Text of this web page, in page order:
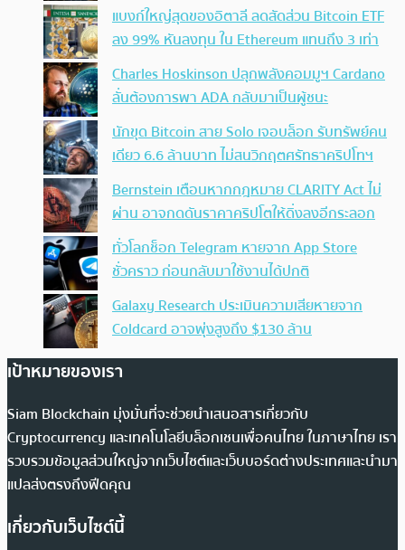
แบงก์ใหญ่สุดของอิตาลี ลดสัดส่วน Bitcoin ETF
ลง 99% หันลงทุน ใน Ethereum แทนถึง 3 เท่า
Charles Hoskinson ปลุกพลังคอมมูฯ Cardano
ลั่นต้องการพา ADA กลับมาเป็นผู้ชนะ
นักขุด Bitcoin สาย Solo เจอบล็อก รับทรัพย์คน
เดียว 6.6 ล้านบาท ไม่สนวิกฤตศรัทธาคริปโทฯ
Bernstein เตือนหากกฎหมาย CLARITY Act ไม่
ผ่าน อาจกดดันราคาคริปโตให้ดิ่งลงอีกระลอก
ทั่วโลกช็อก Telegram หายจาก App Store
ชั่วคราว ก่อนกลับมาใช้งานได้ปกติ
Galaxy Research ประเมินความเสียหายจาก
Coldcard อาจพุ่งสูงถึง $130 ล้าน
เป้าหมายของเรา
Siam Blockchain มุ่งมั่นที่จะช่วยนำเสนอสารเกี่ยวกับ
Cryptocurrency และเทคโนโลยีบล็อกเชนเพื่อคนไทย ในภาษาไทย เรา
รวบรวมข้อมูลส่วนใหญ่จากเว็บไซต์และเว็บบอร์ดต่างประเทศและนำมา
แปลส่งตรงถึงฟีดคุณ
เกี่ยวกับเว็บไซต์นี้